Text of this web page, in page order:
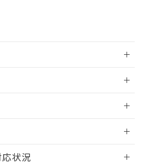
ます。
状況
令のフタル酸エステル類４
、対応完了までの期間は出
品が混在することから備考
載しておりました。
ら、特段のことがない限
12日より割愛しておりま